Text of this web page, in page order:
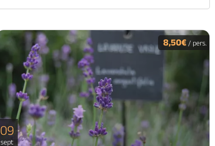
8,50€/ pers.
09
sept